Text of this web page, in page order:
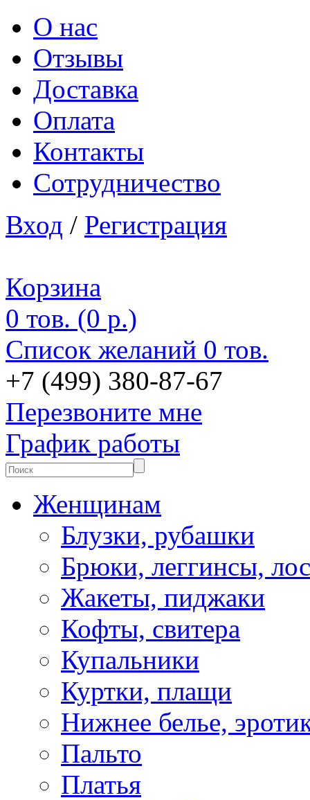
О нас
Отзывы
Доставка
Оплата
Контакты
Сотрудничество
Вход / Регистрация
Корзина
0 тов. (0 р.)
Список желаний 0 тов.
+7 (499) 380-87-67
Перезвоните мне
График работы
Женщинам
Блузки, рубашки
Брюки, леггинсы,
Жакеты, пиджаки
Кофты, свитера
Купальники
Куртки, плащи
Нижнее белье,
Пальто
Платья